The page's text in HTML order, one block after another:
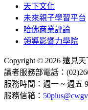
天下文化
未來親子學習平台
哈佛商業評論
領導影響力學院
Copyright © 2026 遠見
讀者服務部電話：
服務時間：週一 ~ 週五
服務信箱：